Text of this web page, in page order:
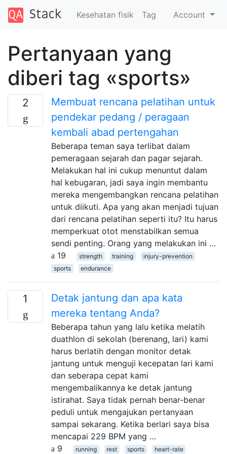
Kesehatan fisik Tag Account
Pertanyaan yang
diberi tag «sports»
2
Membuat rencana pelatihan untuk
pendekar pedang / peragaan
kembali abad pertengahan
Beberapa teman saya terlibat dalam
pemeragaan sejarah dan pagar sejarah.
Melakukan hal ini cukup menuntut dalam
hal kebugaran, jadi saya ingin membantu
mereka mengembangkan rencana pelatihan
untuk diikuti. Apa yang akan menjadi tujuan
dari rencana pelatihan seperti itu? Itu harus
memperkuat otot menstabilkan semua
sendi penting. Orang yang melakukan ini …
19
strength training
injury-prevention
sports
endurance
1
Detak jantung dan apa kata
mereka tentang Anda?
Beberapa tahun yang lalu ketika melatih
duathlon di sekolah (berenang, lari) kami
harus berlatih dengan monitor detak
jantung untuk menguji kecepatan lari kami
dan seberapa cepat kami
mengembalikannya ke detak jantung
istirahat. Saya tidak pernah benar-benar
peduli untuk mengajukan pertanyaan
sampai sekarang. Ketika berlari saya bisa
mencapai 229 BPM yang …
9
running rest sports
heart-rate